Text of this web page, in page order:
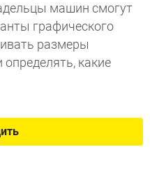
машин смогут
графического
размеры
какие